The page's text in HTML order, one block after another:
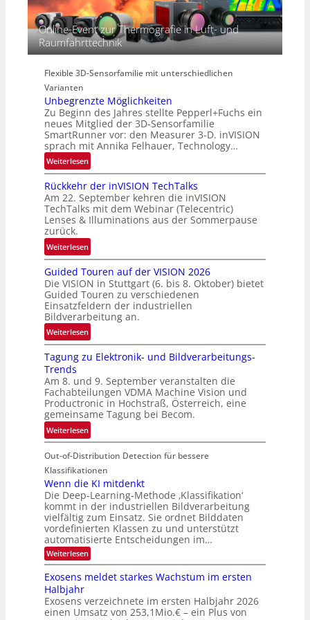
i
e
s
-
u
n
d
e
o
n
r
a
l
N
s
‘
Online-Event zur Thermografie in Luft- und
Raumfahrttechnik
Flexible 3D-Sensorfamilie mit unterschiedlichen
Varianten
Unbegrenzte Möglichkeiten
Zu Beginn des Jahres stellte Pepperl+Fuchs ein
neues Mitglied der 3D-Sensorfamilie
SmartRunner vor: den Measurer 3-D. inVISION
sprach mit Annika Felhauer, Technology…
Weiterlesen:
U
n
b
e
g
r
e
z
t
e
M
ö
g
l
c
h
k
e
i
n
Rückkehr der inVISION TechTalks
Am 22. September kehren die inVISION
TechTalks mit dem Webinar (Telecentric)
Lenses & Illuminations aus der Sommerpause
zurück.
Weiterlesen:
R
ü
c
k
k
e
h
e
r
i
n
V
I
S
I
O
N
T
e
c
h
T
a
k
s
Guided Touren auf der VISION 2026
Die VISION in Stuttgart (6. bis 8. Oktober) bietet
Guided Touren zu verschiedenen
Einsatzfeldern der industriellen
Bildverarbeitung an.
Weiterlesen:
G
u
d
e
d
T
o
e
n
a
u
f
d
e
r
V
S
Tagung zu Elektronik- und Bildverarbeitungs-
Trends
Am 8. und 9. September veranstalten die
Fachabteilungen VDMA Machine Vision und
Productronic in Hochstraß, Österreich, eine
gemeinsame Tagung bei Becom.
Weiterlesen:
T
a
g
u
n
g
z
u
E
l
e
t
r
Out-of-Distribution Detection für bessere
Klassifikationen
Wenn die KI mitdenkt
Die Deep-Learning-Methode ‚Klassifikation‘
kommt in der industriellen Bildverarbeitung
vielfältig zum Einsatz. Sie ordnet Bilddaten
vordefinierten Klassen zu und unterstützt
automatisierte Entscheidungen im…
Weiterlesen:
W
n
d
i
Exosens meldet starkes Wachstum im ersten
Halbjahr
Exosens verzeichnete im ersten Halbjahr 2026
einen Umsatz von 253,1Mio.€ – ein Plus von